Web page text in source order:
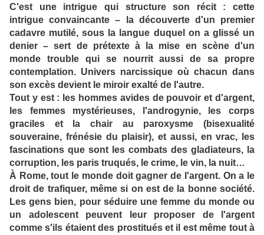
C'est une intrigue qui structure son récit : cette
intrigue convaincante – la découverte d'un premier
cadavre mutilé, sous la langue duquel on a glissé un
denier – sert de prétexte à la mise en scène d'un
monde trouble qui se nourrit aussi de sa propre
contemplation. Univers narcissique où chacun dans
son excès devient le miroir exalté de l'autre.
Tout y est : les hommes avides de pouvoir et d'argent,
les femmes mystérieuses, l'androgynie, les corps
graciles et la chair au paroxysme (bisexualité
souveraine, frénésie du plaisir), et aussi, en vrac, les
fascinations que sont les combats des gladiateurs, la
corruption, les paris truqués, le crime, le vin, la nuit…
À Rome, tout le monde doit gagner de l'argent. On a le
droit de trafiquer, même si on est de la bonne société.
Les gens bien, pour séduire une femme du monde ou
un adolescent peuvent leur proposer de l'argent
comme s'ils étaient des prostitués et il est même tout à